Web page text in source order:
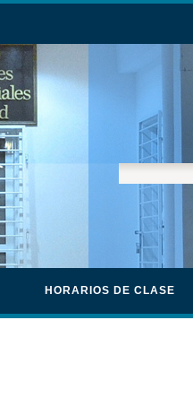
HORARIOS DE CLASE